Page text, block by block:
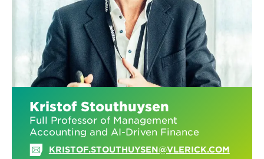
Kristof Stouthuysen
Full Professor of Management
Accounting and AI-Driven Finance
KRISTOF.STOUTHUYSEN@VLERICK.COM